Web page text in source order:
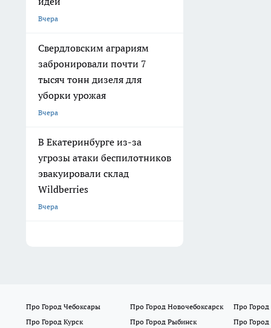
Вчера
Свердловским аграриям
забронировали почти 7
тысяч тонн дизеля для
уборки урожая
Вчера
В Екатеринбурге из-за
угрозы атаки беспилотников
эвакуировали склад
Wildberries
Вчера
Про Город Чебоксары Про Город Новочебоксарск
Про Город
Про Город Курск
Про Город Рыбинск Про